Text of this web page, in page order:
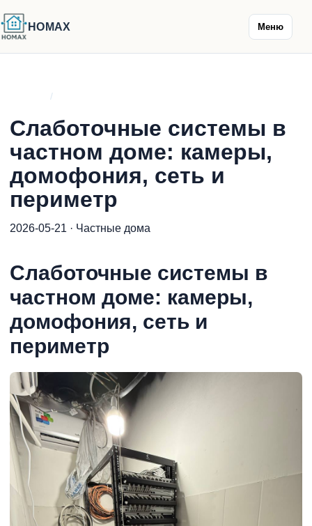
HOMAX Меню
/
Слаботочные системы в
частном доме: камеры,
домофония, сеть и
периметр
2026-05-21 · Частные дома
Слаботочные системы в
частном доме: камеры,
домофония, сеть и
периметр